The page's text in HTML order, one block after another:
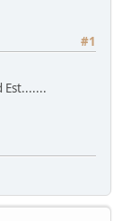
#1
Est.......